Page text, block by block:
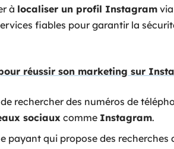
à localiser un profil Instagram
fiables pour garantir la
réussir son marketing sur
rechercher des numéros de
sociauxcomme Instagram.
payant qui propose des